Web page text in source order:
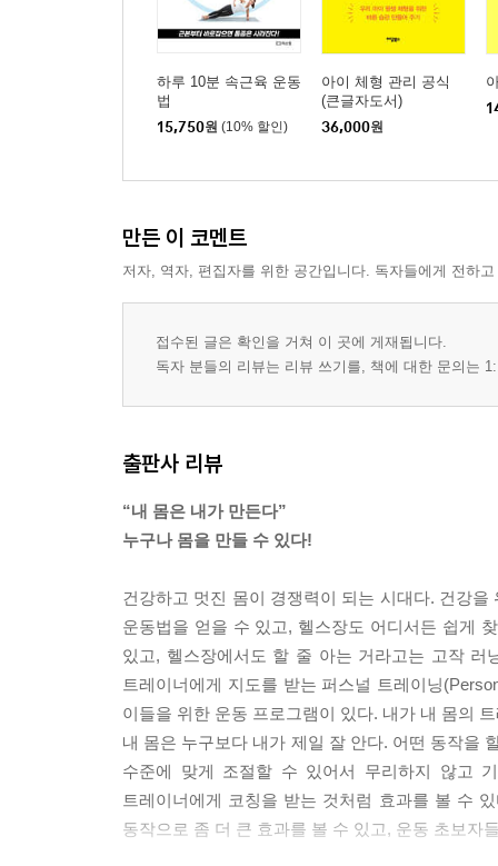
하루 10분 속근육 운동
법
15,750원 (10% 할인)
아이 체형 관리 공식
(큰글자도서)
36,000원
만든 이 코멘트
저자, 역자, 편집자를 위한 공간입니다. 독자들에게 전하
접수된 글은 확인을 거쳐 이 곳에 게재됩니다.
독자 분들의 리뷰는 리뷰 쓰기를, 책에 대한 문의는
출판사 리뷰
“내 몸은 내가 만든다”
누구나 몸을 만들 수 있다!
건강하고 멋진 몸이 경쟁력이 되는 시대다. 건강
운동법을 얻을 수 있고, 헬스장도 어디서든 쉽게
있고, 헬스장에서도 할 줄 아는 거라고는 고작
트레이너에게 지도를 받는 퍼스널 트레이닝
이들을 위한 운동 프로그램이 있다. 내가 내 몸의
내 몸은 누구보다 내가 제일 잘 안다. 어떤 동작을
수준에 맞게 조절할 수 있어서 무리하지 않고
트레이너에게 코칭을 받는 것처럼 효과를 볼 수
동작으로 좀 더 큰 효과를 볼 수 있고, 운동 초보자